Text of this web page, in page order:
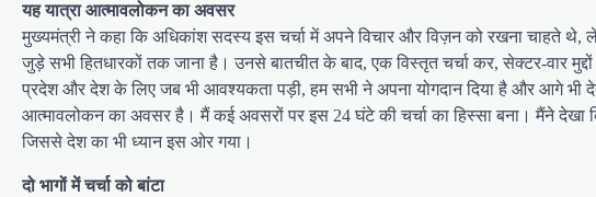
यह यात्रा आत्मावलोकन का अवसर
मुख्यमंत्री ने कहा कि अधिकांश सदस्य इस चर्चा में अपने विचार और विज़न को रखना चाहते
जुड़े सभी हितधारकों तक जाना है। उनसे बातचीत के बाद, एक विस्तृत चर्चा कर, सेक्टर-वार
प्रदेश और देश के लिए जब भी आवश्यकता पड़ी, हम सभी ने अपना योगदान दिया है और आगे भी
आत्मावलोकन का अवसर है। मैं कई अवसरों पर इस 24 घंटे की चर्चा का हिस्सा बना। मैंने देखा
जिससे देश का भी ध्यान इस ओर गया।
दो भागों में चर्चा को बांटा